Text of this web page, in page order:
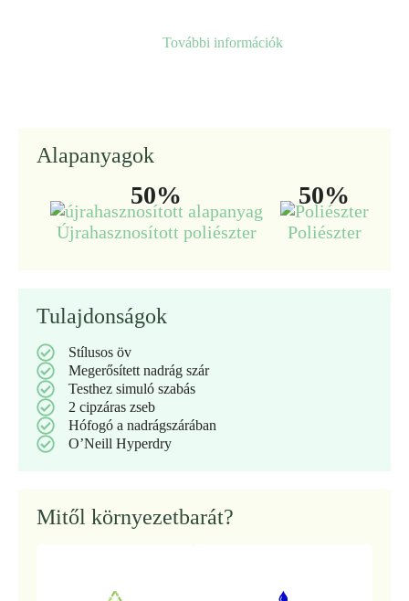
További információk
Alapanyagok
50%
Újrahasznosított poliészter
50%
Poliészter
Tulajdonságok
Stílusos öv
Megerősített nadrág szár
Testhez simuló szabás
2 cipzáras zseb
Hófogó a nadrágszárában
O’Neill Hyperdry
Mitől környezetbarát?